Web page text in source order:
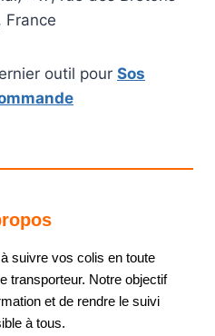
France
outil pour Sos
suivre vos colis en toute
transporteur. Notre objectif
et de rendre le suivi
à tous.